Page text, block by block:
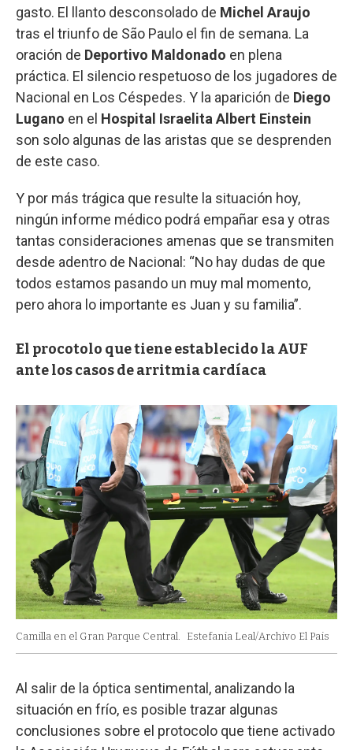
gasto. El llanto desconsolado de Michel Araujo
tras el triunfo de São Paulo el fin de semana. La
oración de Deportivo Maldonado en plena
práctica. El silencio respetuoso de los jugadores de
Nacional en Los Céspedes. Y la aparición de Diego
Lugano en el Hospital Israelita Albert Einstein
son solo algunas de las aristas que se desprenden
de este caso.
Y por más trágica que resulte la situación hoy,
ningún informe médico podrá empañar esa y otras
tantas consideraciones amenas que se transmiten
desde adentro de Nacional: “No hay dudas de que
todos estamos pasando un muy mal momento,
pero ahora lo importante es Juan y su familia”.
El procotolo que tiene establecido la AUF
ante los casos de arritmia cardíaca
Camilla en el Gran Parque Central. Estefania Leal/Archivo El Pais
Al salir de la óptica sentimental, analizando la
situación en frío, es posible trazar algunas
conclusiones sobre el protocolo que tiene activado